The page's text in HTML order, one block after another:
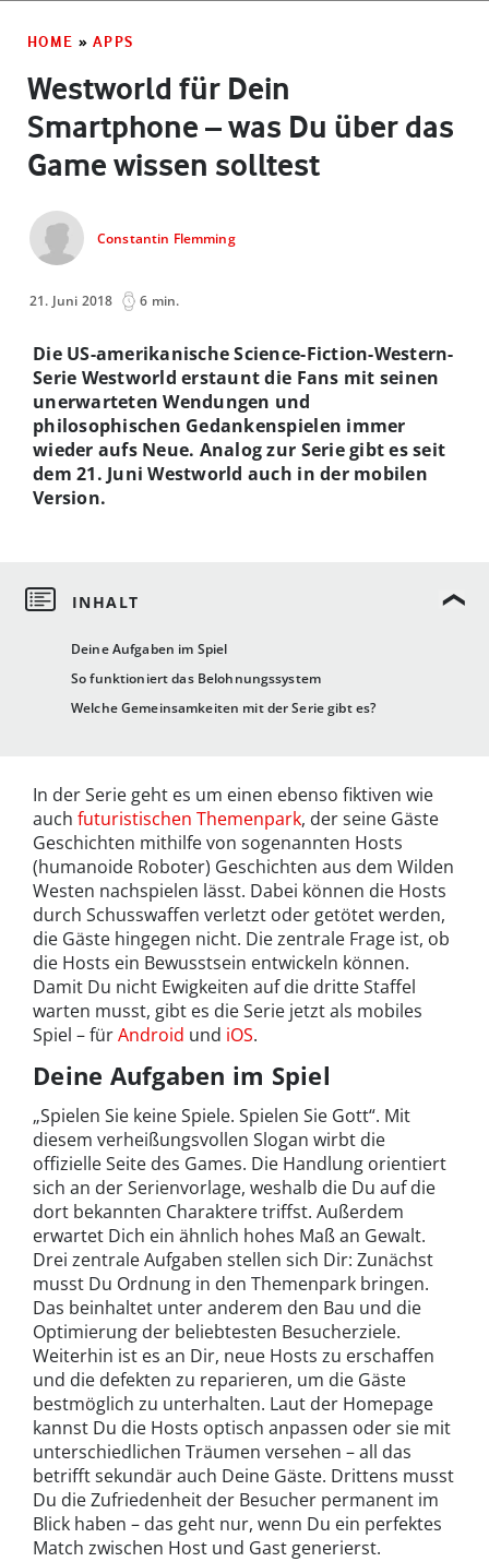
HOME » APPS
Westworld für Dein
Smartphone – was Du über das
Game wissen solltest
Constantin Flemming
21. Juni 2018 6 min.
Deine Aufgaben im Spiel
So funktioniert das Belohnungssystem
Welche Gemeinsamkeiten mit der Serie gibt es?
Die US-amerikanische Science-Fiction-Western-
Serie Westworld erstaunt die Fans mit seinen
unerwarteten Wendungen und
philosophischen Gedankenspielen immer
wieder aufs Neue. Analog zur Serie gibt es seit
dem 21. Juni Westworld auch in der mobilen
Version.
In der Serie geht es um einen ebenso fiktiven wie
auch futuristischen Themenpark, der seine Gäste
Geschichten mithilfe von sogenannten Hosts
(humanoide Roboter) Geschichten aus dem Wilden
Westen nachspielen lässt. Dabei können die Hosts
durch Schusswaffen verletzt oder getötet werden,
die Gäste hingegen nicht. Die zentrale Frage ist, ob
die Hosts ein Bewusstsein entwickeln können.
Damit Du nicht Ewigkeiten auf die dritte Staffel
warten musst, gibt es die Serie jetzt als mobiles
Spiel – fürAndroid und iOS.
Deine Aufgaben im Spiel
„Spielen Sie keine Spiele. Spielen Sie Gott“. Mit
diesem verheißungsvollen Slogan wirbt die
offizielle Seite des Games. Die Handlung orientiert
sich an der Serienvorlage, weshalb die Du auf die
dort bekannten Charaktere triffst. Außerdem
erwartet Dich ein ähnlich hohes Maß an Gewalt.
Drei zentrale Aufgaben stellen sich Dir: Zunächst
musst Du Ordnung in den Themenpark bringen.
Das beinhaltet unter anderem den Bau und die
Optimierung der beliebtesten Besucherziele.
Weiterhin ist es an Dir, neue Hosts zu erschaffen
und die defekten zu reparieren, um die Gäste
bestmöglich zu unterhalten. Laut der Homepage
kannst Du die Hosts optisch anpassen oder sie mit
unterschiedlichen Träumen versehen – all das
betrifft sekundär auch Deine Gäste. Drittens musst
Du die Zufriedenheit der Besucher permanent im
Blick haben – das geht nur, wenn Du ein perfektes
Match zwischen Host und Gast generierst.